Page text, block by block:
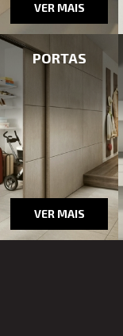
VER MAIS
PORTAS
VER MAIS